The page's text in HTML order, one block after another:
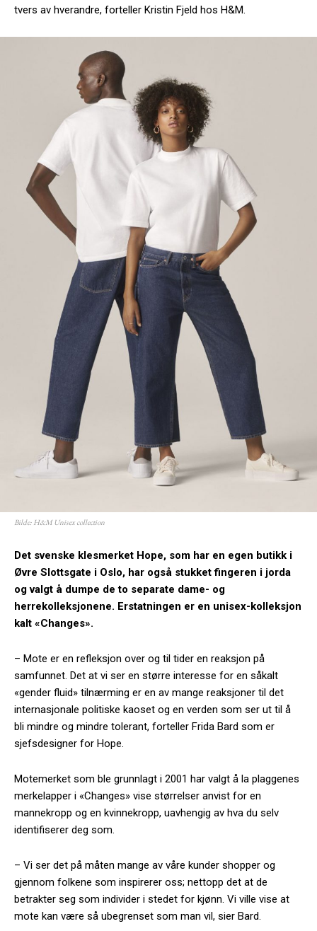
tvers av hverandre, forteller Kristin Fjeld hos H&M.
Bilde: H&M Unisex collection
Det svenske klesmerket Hope, som har en egen butikk i
Øvre Slottsgate i Oslo, har også stukket fingeren i jorda
og valgt å dumpe de to separate dame- og
herrekolleksjonene. Erstatningen er en unisex-kolleksjon
kalt «Changes».
– Mote er en refleksjon over og til tider en reaksjon på
samfunnet. Det at vi ser en større interesse for en såkalt
«gender fluid» tilnærming er en av mange reaksjoner til det
internasjonale politiske kaoset og en verden som ser ut til å
bli mindre og mindre tolerant, forteller Frida Bard som er
sjefsdesigner for Hope.
Motemerket som ble grunnlagt i 2001 har valgt å la plaggenes
merkelapper i «Changes» vise størrelser anvist for en
mannekropp og en kvinnekropp, uavhengig av hva du selv
identifiserer deg som.
– Vi ser det på måten mange av våre kunder shopper og
gjennom folkene som inspirerer oss; nettopp det at de
betrakter seg som individer i stedet for kjønn. Vi ville vise at
mote kan være så ubegrenset som man vil, sier Bard.